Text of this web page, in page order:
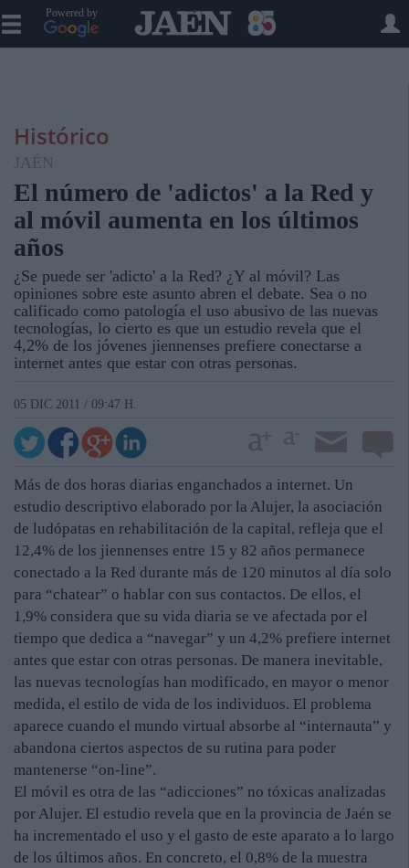
Powered by
Histórico
JAÉN
El número de 'adictos' a la Red y
al móvil aumenta en los últimos
años
¿Se puede ser 'adicto' a la Red? ¿Y al móvil? Las
opiniones sobre este asunto abren el debate. Sea o no
calificado como patología el uso abusivo de las nuevas
tecnologías, lo cierto es que un estudio revela que el
4,2% de los jóvenes jiennenses prefiere conectarse a
internet antes que estar con otras personas.
05 DIC 2011 / 09:47 H.
Más de dos horas diarias enganchados a internet. Un
estudio descriptivo elaborado por la Alujer, la asociación
de ludópatas en rehabilitación de la capital, refleja que el
12,4% de los jiennenses entre 15 y 82 años permanece
conectado a la Red durante más de 120 minutos al día solo
para “chatear” o hablar con sus contactos. De ellos, el
1,9% considera que su vida diaria se ve afectada por el
tiempo que dedica a “navegar” y un 4,2% prefiere internet
antes que estar con otras personas. De manera inevitable,
las nuevas tecnologías han modificado, en mayor o menor
medida, el estilo de vida de los individuos. El problema
aparece cuando el mundo virtual absorbe al “internauta” y
abandona ciertos aspectos de su rutina para poder
mantenerse “on-line”.
El móvil es otra de las “adicciones” no tóxicas analizadas
por Alujer. El estudio revela que en la provincia de Jaén se
ha incrementado el uso y el gasto de este aparato a lo largo
de los últimos años. En concreto, el 0,8% de la muestra